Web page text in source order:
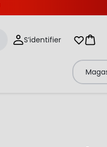
S’identifier MesPanier